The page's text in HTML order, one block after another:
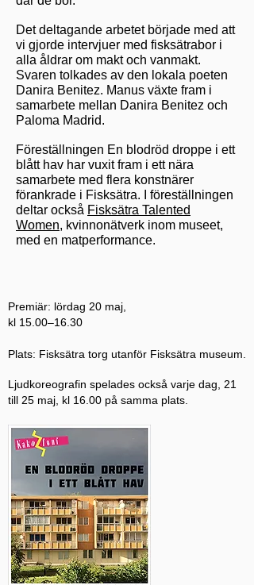
Det deltagande arbetet började med att
vi gjorde intervjuer med fisksätrabor i
alla åldrar om makt och vanmakt.
Svaren tolkades av den lokala poeten
Danira Benitez. Manus växte fram i
samarbete mellan Danira Benitez och
Paloma Madrid.
Föreställningen En blodröd droppe i ett
blått hav har vuxit fram i ett nära
samarbete med flera konstnärer
förankrade i Fisksätra. I föreställningen
deltar också Fisksätra Talented
Women, kvinnonätverk inom museet,
med en matperformance.
Premiär: lördag 20 maj,
kl 15.00–16.30
Plats: Fisksätra torg utanför Fisksätra museum.
Ljudkoreografin spelades också varje dag, 21
till 25 maj, kl 16.00 på samma plats.